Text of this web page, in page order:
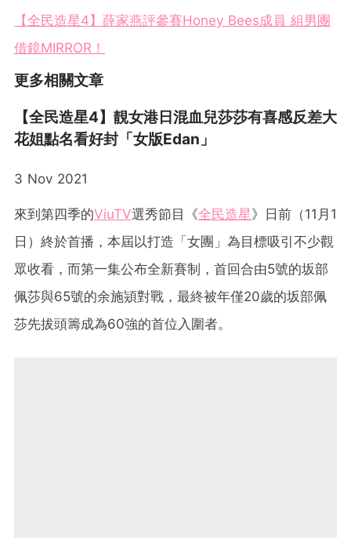
【全民造星4】薛家燕評參賽Honey Bees成員 組男團
借鏡MIRROR！
更多相關文章
【全民造星4】靚女港日混血兒莎莎有喜感反差大
花姐點名看好封「女版Edan」
3 Nov 2021
來到第四季的ViuTV選秀節目《全民造星》日前（11月1
日）終於首播，本屆以打造「女團」為目標吸引不少觀
眾收看，而第一集公布全新賽制，首回合由5號的坂部
佩莎與65號的余施熲對戰，最終被年僅20歲的坂部佩
莎先拔頭籌成為60強的首位入圍者。